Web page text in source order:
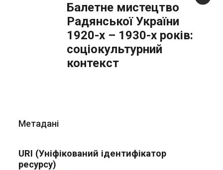
Балетне мистецтво
Радянської України
1920-х – 1930-х років:
соціокультурний
контекст
Метадані
URI (Уніфікований ідентифікатор
ресурсу)